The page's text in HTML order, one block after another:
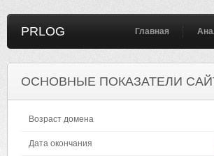
PRLOG Главная
ОСНОВНЫЕ ПОКАЗАТЕЛИ
Возраст домена
Дата окончания